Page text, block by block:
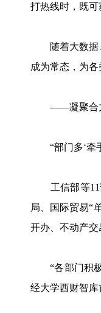
打热线时，既可
随着大数据、
成为常态，为各
——凝聚合力
“部门多‘牵手
工信部等11部
局、国际贸易“
开办、不动产
“各部门积极
经大学西财智库